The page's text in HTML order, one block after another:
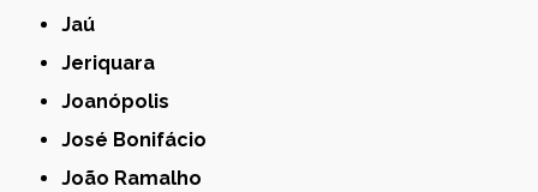
Jaú
Jeriquara
Joanópolis
José Bonifácio
João Ramalho